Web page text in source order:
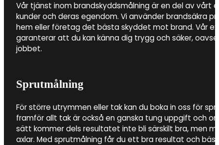
Vår tjänst inom brandskyddsmålning är en del av vårt
kunder och deras egendom. Vi använder brandsäkra
hem eller företag det bästa skyddet mot brand. Vår
garanterar att du kan känna dig trygg och säker,
jobbet.
Sprutmålning
För större utrymmen eller tak kan du boka in oss för
framför allt tak är också en ganska tung uppgift och
sätt kommer dels resultatet inte bli särskilt bra, men
axlar. Med sprutmålning får du ett bra resultat och